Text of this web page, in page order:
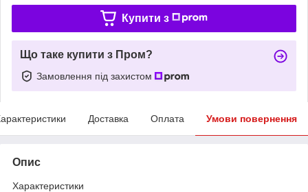
Купити з
Що таке купити з Пром?
Замовлення під захистом
Доставка Оплата Умови повернення
Опис
Характеристики